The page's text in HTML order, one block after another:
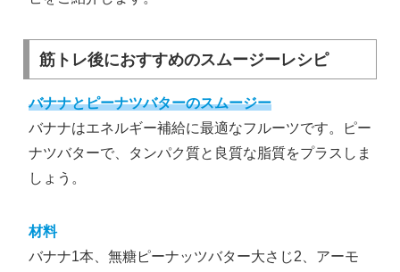
筋トレ後におすすめのスムージーレシピ
バナナとピーナツバターのスムージー
バナナはエネルギー補給に最適なフルーツです。ピー
ナツバターで、タンパク質と良質な脂質をプラスしま
しょう。
材料
バナナ1本、無糖ピーナッツバター大さじ2、アーモ